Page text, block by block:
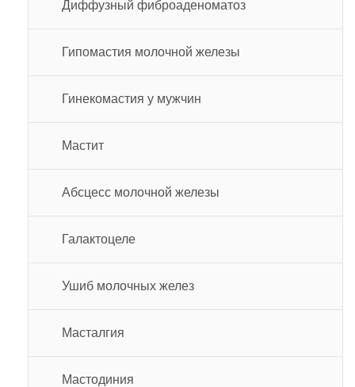
Диффузный фиброаденоматоз
Гипомастия молочной железы
Гинекомастия у мужчин
Мастит
Абсцесс молочной железы
Галактоцеле
Ушиб молочных желез
Масталгия
Мастодиния